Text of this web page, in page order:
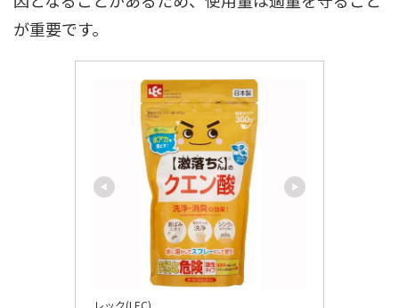
が重要です。
レック(LEC)